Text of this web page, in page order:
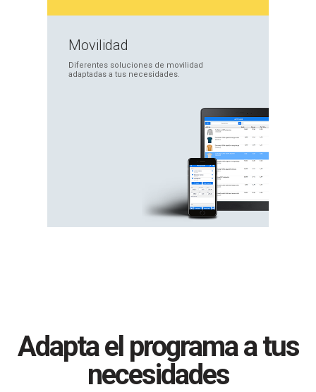
Movilidad
Diferentes soluciones de movilidad
adaptadas a tus necesidades.
Adapta el programa a tus
necesidades